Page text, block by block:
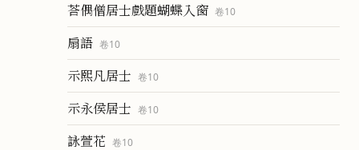
荅偶僧居士戲題蝴蝶入窗 卷10
扇語 卷10
示熙凡居士 卷10
示永侯居士 卷10
詠萱花 卷10